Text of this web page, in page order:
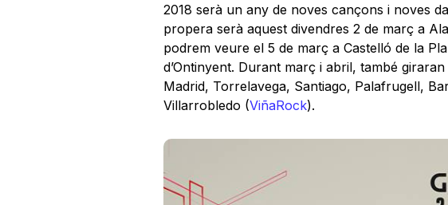
2018 serà un any de noves cançons i noves
propera serà aquest divendres 2 de març a
podrem veure el 5 de març a Castelló de la
d’Ontinyent. Durant març i abril, també
Madrid, Torrelavega, Santiago, Palafrugell,
Villarrobledo (ViñaRock).